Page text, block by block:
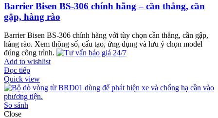
Barrier Bisen BS-306 chính hãng – cần thẳng, cần
gập, hàng rào
Barrier Bisen BS-306 chính hãng với tùy chọn cần thẳng, cần gập,
hàng rào. Xem thông số, cấu tạo, ứng dụng và lưu ý chọn model
đúng công trình.
Add to wishlist
Đọc tiếp
Quick view
So sánh
Close